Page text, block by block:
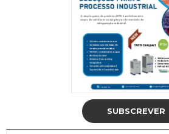
SUBSCREVER